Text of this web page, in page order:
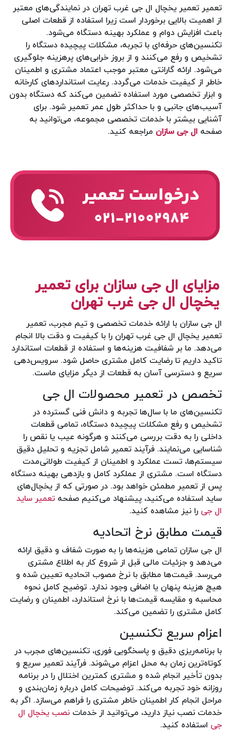
تعمیر تعمیر یخچال ال جی غرب تهران در نمایندگی‌های معتبر
از اهمیت بالایی برخوردار است زیرا استفاده از قطعات اصلی
باعث افزایش دوام و عملکرد بهینه دستگاه می‌شود.
تکنسین‌های حرفه‌ای با تجربه، مشکلات پیچیده دستگاه را
تشخیص و رفع می‌کنند و از بروز خرابی‌های پرهزینه جلوگیری
می‌شود. ارائه گارانتی معتبر موجب اعتماد مشتری و اطمینان
خاطر از کیفیت خدمات می‌گردد. رعایت استانداردهای کارخانه
و ابزار تخصصی مورد استفاده تضمین می‌کند که دستگاه بدون
آسیب‌های جانبی و با حداکثر طول عمر تعمیر شود. برای
آشنایی بیشتر با خدمات تخصصی مجموعه، می‌توانید به
صفحه ال جی سازان مراجعه کنید.
مزایای ال جی سازان برای تعمیر
یخچال ال جی غرب تهران
ال جی سازان با ارائه خدمات تخصصی و تیم مجرب، تعمیر
تعمیر یخچال ال جی غرب تهران را با کیفیت و دقت بالا انجام
می‌دهد. ما بر شفافیت هزینه‌ها و استفاده از قطعات استاندارد
تاکید داریم تا رضایت کامل مشتری حاصل شود. سرویس‌دهی
سریع و دسترسی آسان به قطعات از دیگر مزایای ماست.
تخصص در تعمیر محصولات ال جی
تکنسین‌های ما با سال‌ها تجربه و دانش فنی گسترده در
تشخیص و رفع مشکلات پیچیده دستگاه، تمامی قطعات
داخلی را به دقت بررسی می‌کنند و هرگونه عیب یا نقص را
شناسایی می‌نمایند. فرآیند تعمیر شامل تجزیه و تحلیل دقیق
سیستم‌ها، تست عملکرد و اطمینان از کیفیت طولانی‌مدت
دستگاه است. مشتری از عملکرد کامل و بازدهی بهینه دستگاه
پس از تعمیر مطمئن خواهد بود. در صورتی که از یخچال‌های
ساید استفاده می‌کنید، پیشنهاد می‌کنیم صفحه تعمیر ساید
ال جی را نیز مشاهده کنید.
قیمت مطابق نرخ اتحادیه
ال جی سازان تمامی هزینه‌ها را به صورت شفاف و دقیق ارائه
می‌دهد و جزئیات مالی قبل از شروع کار به اطلاع مشتری
می‌رسد. قیمت‌ها مطابق با نرخ مصوب اتحادیه تعیین شده و
هیچ هزینه پنهان یا اضافی وجود ندارد. توضیح کامل نحوه
محاسبه و مقایسه قیمت‌ها با نرخ استاندارد، اطمینان و رضایت
کامل مشتری را تضمین می‌کند.
اعزام سریع تکنسین
با برنامه‌ریزی دقیق و پاسخگویی فوری، تکنسین‌های مجرب در
کوتاه‌ترین زمان به محل اعزام می‌شوند. فرآیند تعمیر سریع و
بدون تأخیر انجام شده و مشتری کمترین اختلال را در برنامه
روزانه خود تجربه می‌کند. توضیحات کامل درباره زمان‌بندی و
مراحل انجام کار اطمینان خاطر مشتری را فراهم می‌سازد. اگر به
خدمات نصب نیاز دارید، می‌توانید از خدمات نصب یخچال ال
جی استفاده کنید.